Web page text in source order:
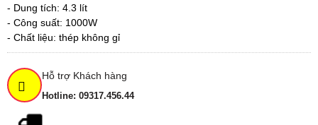
- Dung tích: 4.3 lít
- Công suất: 1000W
- Chất liệu: thép không gỉ
Hỗ trợ Khách hàng
Hotline: 09317.456.44